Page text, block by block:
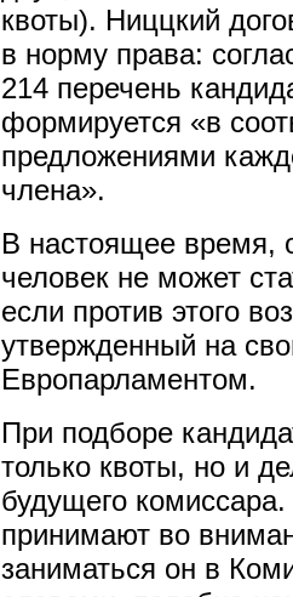
квоты). Ниццкий
в норму права:
214 перечень
формируется «в
предложениями
члена».
В настоящее время,
человек не может
если против этого
утвержденный на
Европарламентом.
При подборе
только квоты, но и
будущего
принимают во
заниматься он в